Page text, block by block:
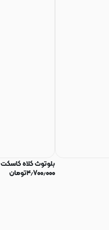
بلوتوث کلاه کاسکت Y10 دو نفره
۴٫۷۰۰٫۰۰۰تومان